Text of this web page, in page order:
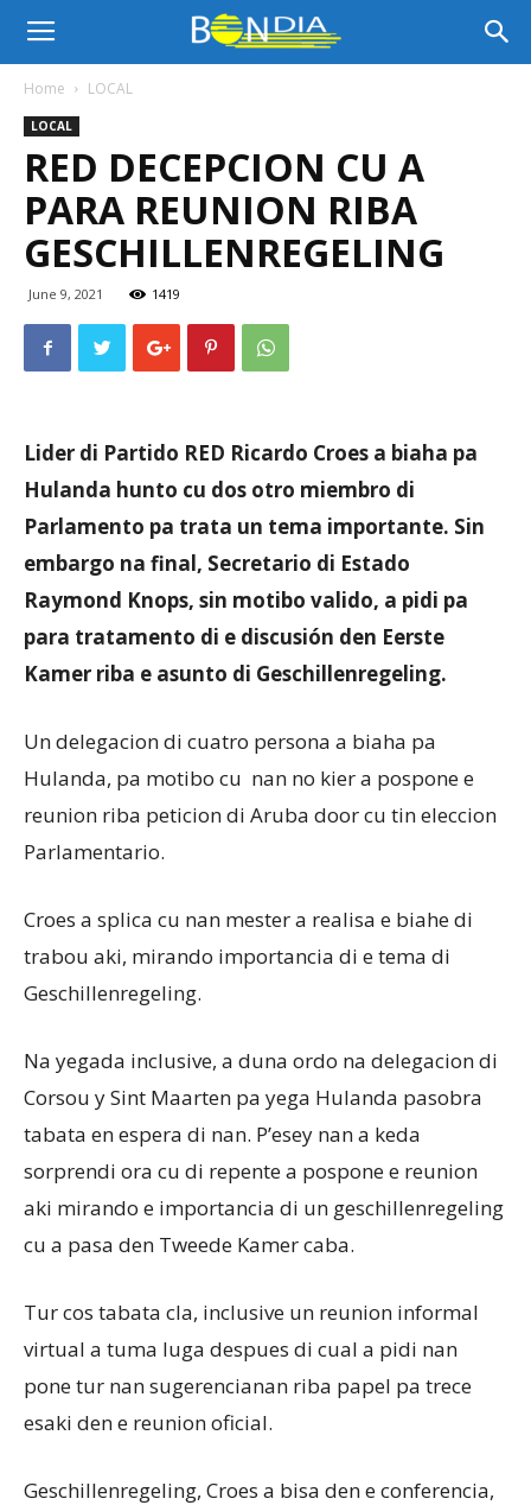
Bon
Dia
Aruba
Aruba
Home LOCAL
LOCAL
RED DECEPCION CU A
PARA REUNION RIBA
GESCHILLENREGELING
June 9, 2021 1419
Lider di Partido RED Ricardo Croes a biaha pa
Hulanda hunto cu dos otro miembro di
Parlamento pa trata un tema importante. Sin
embargo na final, Secretario di Estado
Raymond Knops, sin motibo valido, a pidi pa
para tratamento di e discusión den Eerste
Kamer riba e asunto di Geschillenregeling.
Un delegacion di cuatro persona a biaha pa
Hulanda, pa motibo cu nan no kier a pospone e
reunion riba peticion di Aruba door cu tin eleccion
Parlamentario.
Croes a splica cu nan mester a realisa e biahe di
trabou aki, mirando importancia di e tema di
Geschillenregeling.
Na yegada inclusive, a duna ordo na delegacion di
Corsou y Sint Maarten pa yega Hulanda pasobra
tabata en espera di nan. P’esey nan a keda
sorprendi ora cu di repente a pospone e reunion
aki mirando e importancia di un geschillenregeling
cu a pasa den Tweede Kamer caba.
Tur cos tabata cla, inclusive un reunion informal
virtual a tuma luga despues di cual a pidi nan
pone tur nan sugerencianan riba papel pa trece
esaki den e reunion oficial.
Geschillenregeling, Croes a bisa den e conferencia,